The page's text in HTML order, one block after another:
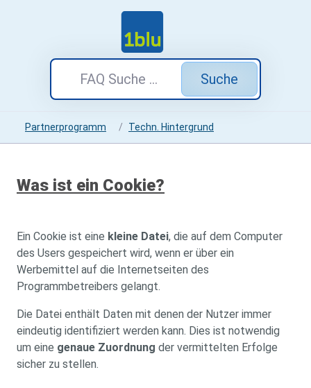
Suche
Partnerprogramm Techn. Hintergrund
Was ist ein Cookie?
Ein Cookie ist eine kleine Datei, die auf dem Computer
des Users gespeichert wird, wenn er über ein
Werbemittel auf die Internetseiten des
Programmbetreibers gelangt.
Die Datei enthält Daten mit denen der Nutzer immer
eindeutig identifiziert werden kann. Dies ist notwendig
um eine genaue Zuordnung der vermittelten Erfolge
sicher zu stellen.